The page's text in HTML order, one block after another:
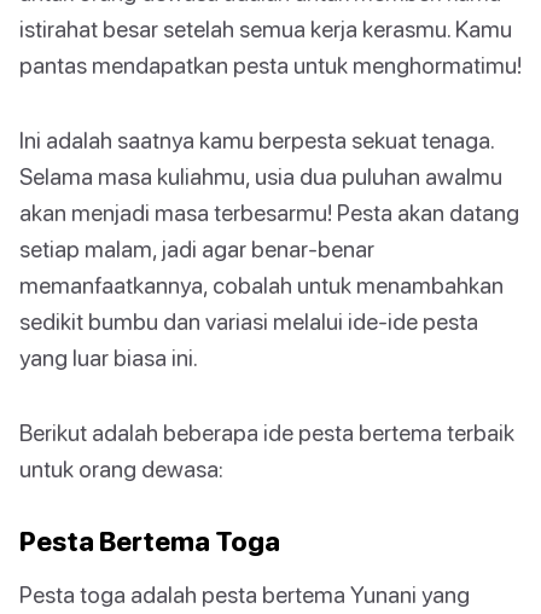
istirahat besar setelah semua kerja kerasmu. Kamu
pantas mendapatkan pesta untuk menghormatimu!
Ini adalah saatnya kamu berpesta sekuat tenaga.
Selama masa kuliahmu, usia dua puluhan awalmu
akan menjadi masa terbesarmu! Pesta akan datang
setiap malam, jadi agar benar-benar
memanfaatkannya, cobalah untuk menambahkan
sedikit bumbu dan variasi melalui ide-ide pesta
yang luar biasa ini.
Berikut adalah beberapa ide pesta bertema terbaik
untuk orang dewasa:
Pesta Bertema Toga
Pesta toga adalah pesta bertema Yunani yang